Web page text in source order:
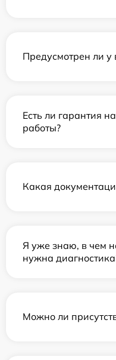
Предусмотрен ли у
Есть ли гарантия
работы?
Какая
Я уже знаю, в чем
нужна
Можно ли